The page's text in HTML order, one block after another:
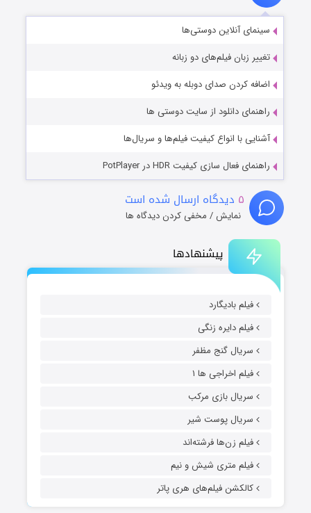
پیشنهادها
فیلم بادیگارد
فیلم دایره زنگی
سریال گنج مظفر
فیلم اخراجی ها ۱
سریال بازی مرکب
سریال پوست شیر
فیلم زن‌ها فرشته‌اند
فیلم متری شیش و نیم
کالکشن فیلم‌های هری پاتر
سینمای آنلاین دوستی‌ها
تغییر زبان فیلم‌های دو زبانه
اضافه کردن صدای دوبله به ویدئو
راهنمای دانلود از سایت دوستی ها
آشنایی با انواع کیفیت فیلم‌ها و سریال‌ها
راهنمای فعال سازی کیفیت HDR در PotPlayer
۵ دیدگاه ارسال شده است
نمایش / مخفی کردن دیدگاه ها